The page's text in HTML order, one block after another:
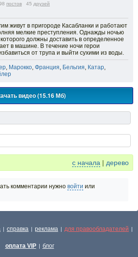
постов 45 друзей
живут в пригороде Касабланки и работают
мелкие преступления. Однажды ночью
должны доставить в определенное
в машине. В течение ночи герои
от трупа и выйти сухими из воды.
Марокко Франция Бельгия Катар
видео (15.16 Мб)
с начала | дерево
комментарии нужно войти или
| справка | реклама | для правообладателей |
оплата VIP | блог